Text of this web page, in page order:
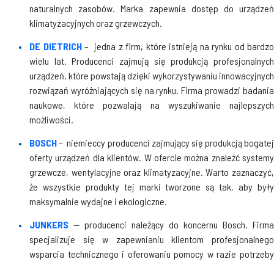
naturalnych zasobów. Marka zapewnia dostęp do urządzeń
klimatyzacyjnych oraz grzewczych.
DE DIETRICH– jedna z firm, które istnieją na rynku od bardzo
wielu lat. Producenci zajmują się produkcją profesjonalnych
urządzeń, które powstają dzięki wykorzystywaniu innowacyjnych
rozwiązań wyróżniających się na rynku. Firma prowadzi badania
naukowe, które pozwalają na wyszukiwanie najlepszych
możliwości.
BOSCH– niemieccy producenci zajmujący się produkcją bogatej
oferty urządzeń dla klientów. W ofercie można znaleźć systemy
grzewcze, wentylacyjne oraz klimatyzacyjne. Warto zaznaczyć,
że wszystkie produkty tej marki tworzone są tak, aby były
maksymalnie wydajne i ekologiczne.
JUNKERS — producenci należący do koncernu Bosch. Firma
specjalizuje się w zapewnianiu klientom profesjonalnego
wsparcia technicznego i oferowaniu pomocy w razie potrzeby